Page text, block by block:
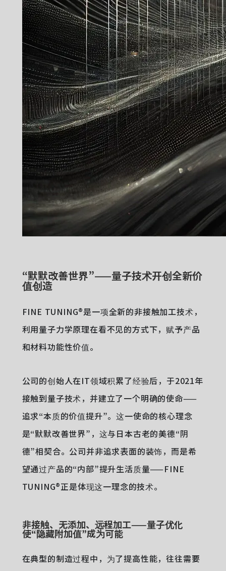
“默默改善世界”——量子技术开创全新价
值创造
FINE TUNING®是一项全新的非接触加工技术，
利用量子力学原理在看不见的方式下，赋予产品
和材料功能性价值。
公司的创始人在IT领域积累了经验后，于2021年
接触到量子技术，并建立了一个明确的使命——
追求“本质的价值提升”。这一使命的核心理念
是“默默改善世界”，这与日本古老的美德“阴
德”相契合。公司并非追求表面的装饰，而是希
望通过产品的“内部”提升生活质量——FINE
TUNING®正是体现这一理念的技术。
非接触、无添加、远程加工——量子优化
使“隐藏附加值”成为可能
在典型的制造过程中，为了提高性能，往往需要